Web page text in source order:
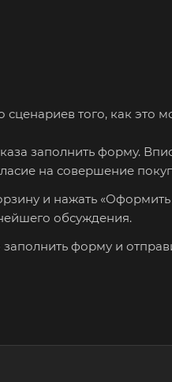
того, как это
заполнить форму.
на совершение
и нажать
обсуждения.
форму и